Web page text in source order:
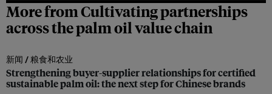
More from Cultivating partnerships
across the palm oil value chain
新闻 /粮食和农业
Strengthening buyer-supplier relationships for certified
sustainable palm oil: the next step for Chinese brands